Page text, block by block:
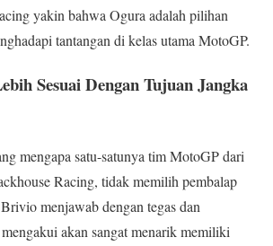
yakin bahwa Ogura adalah pilihan
tantangan di kelas utama MotoGP.
Sesuai Dengan Tujuan Jangka
mengapa satu-satunya tim MotoGP dari
Racing, tidak memilih pembalap
menjawab dengan tegas dan
akan sangat menarik memiliki